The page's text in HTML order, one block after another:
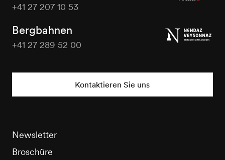
+41 27 207 10 53
Bergbahnen
+41 27 289 52 00
Kontaktieren Sie uns
Newsletter
Broschüre